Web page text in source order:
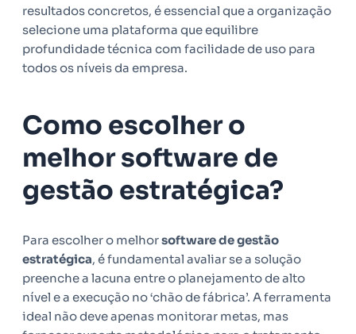
resultados concretos, é essencial que a organização
selecione uma plataforma que equilibre
profundidade técnica com facilidade de uso para
todos os níveis da empresa.
Como escolher o
melhor software de
gestão estratégica?
Para escolher o melhorsoftware de gestão
estratégica, é fundamental avaliar se a solução
preenche a lacuna entre o planejamento de alto
nível e a execução no ‘chão de fábrica’. A ferramenta
ideal não deve apenas monitorar metas, mas